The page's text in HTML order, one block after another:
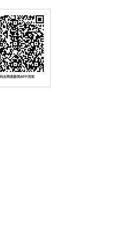
去网易新闻APP浏览